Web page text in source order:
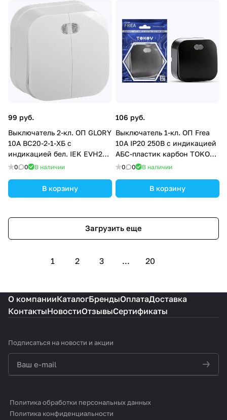
99 руб.
Выключатель 2-кл. ОП GLORY
10А ВС20-2-1-ХБ с
индикацией бел. IEK EVH21-
K01-10
0 0 В наличии
В корзину
106 руб.
Выключатель 1-кл. ОП Frea
10А IP20 250В с индикацией
АБС-пластик карбон TOKOV
ELECTRIC TKE-FR-V1I-C14
0 0 В наличии
В корзину
Загрузить еще
1 2 3 ... 20
О компанииКаталогБрендыОплатаДоставка
КонтактыНовостиОтзывыСертификаты
Подписаться на новости и акции
Политика обработки персональных данных
Политика конфиденциальности